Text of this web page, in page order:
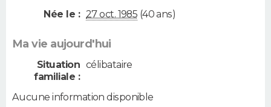
Née le : 27 oct. 1985 (40 ans)
Ma vie aujourd'hui
Situation
familiale :
célibataire
Aucune information disponible